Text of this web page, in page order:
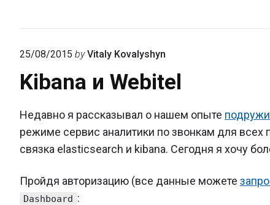
25/08/2015 by Vitaly Kovalyshyn
Kibana и Webitel
Недавно я рассказывал о нашем опыте
режиме сервис аналитики по звонкам для всех
связка elasticsearch и kibana. Сегодня я хочу
Пройдя авторизацию (все данные можете
Dashboard :